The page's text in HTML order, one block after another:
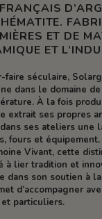
ET DE
ET
faire séculaire,
dans le domaine
À la fois
extrait ses propres
ses ateliers une
fours et
Vivant, cette
à lier tradition et
dans son soutien à
d’accompagner
particuliers.